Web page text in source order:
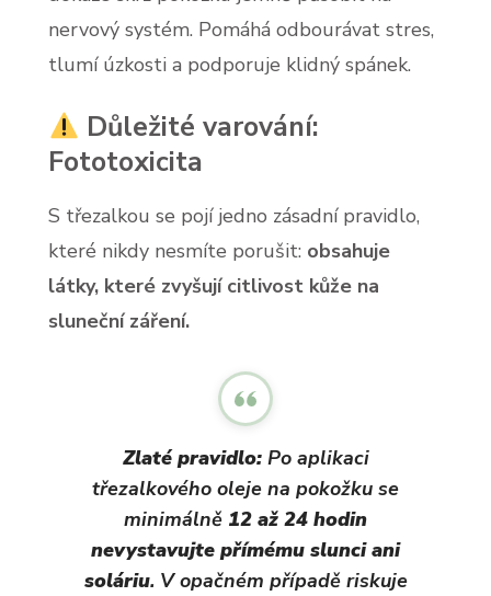
nervový systém. Pomáhá odbourávat stres,
tlumí úzkosti a podporuje klidný spánek.
Důležité varování:
Fototoxicita
S třezalkou se pojí jedno zásadní pravidlo,
které nikdy nesmíte porušit: obsahuje
látky, které zvyšují citlivost kůže na
sluneční záření.
Zlaté pravidlo:Po aplikaci
třezalkového oleje na pokožku se
minimálně 12 až 24 hodin
nevystavujte přímému slunci ani
soláriu. V opačném případě riskuje